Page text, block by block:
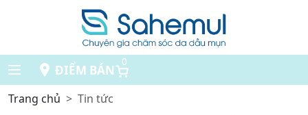
ĐIỂM BÁN
0
Trang chủ Tin tức